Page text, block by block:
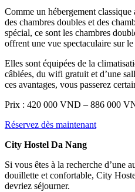
Comme un hébergement
des chambres doubles et des
spécial, ce sont les chambres
offrent une vue spectaculaire sur
Elles sont équipées de la
câblées, du wifi gratuit et d’une
ces avantages, vous passerez
Prix : 420 000 VND – 886 000
Réservez dès maintenant
City Hostel Da Nang
Si vous êtes à la recherche d’une
douillette et confortable, City
devriez séjourner.